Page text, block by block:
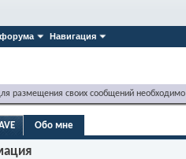
Навигация
размещения своих сообщений необходимо
Обо мне